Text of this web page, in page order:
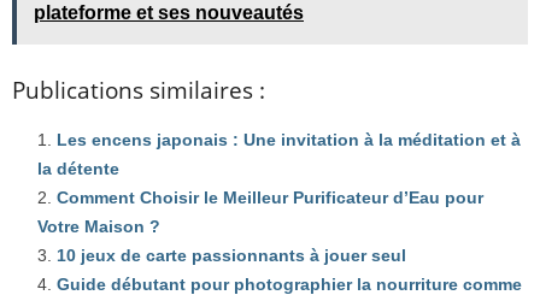
plateforme et ses nouveautés
Publications similaires :
Les encens japonais : Une invitation à la méditation et à
la détente
Comment Choisir le Meilleur Purificateur d’Eau pour
Votre Maison ?
10 jeux de carte passionnants à jouer seul
Guide débutant pour photographier la nourriture comme